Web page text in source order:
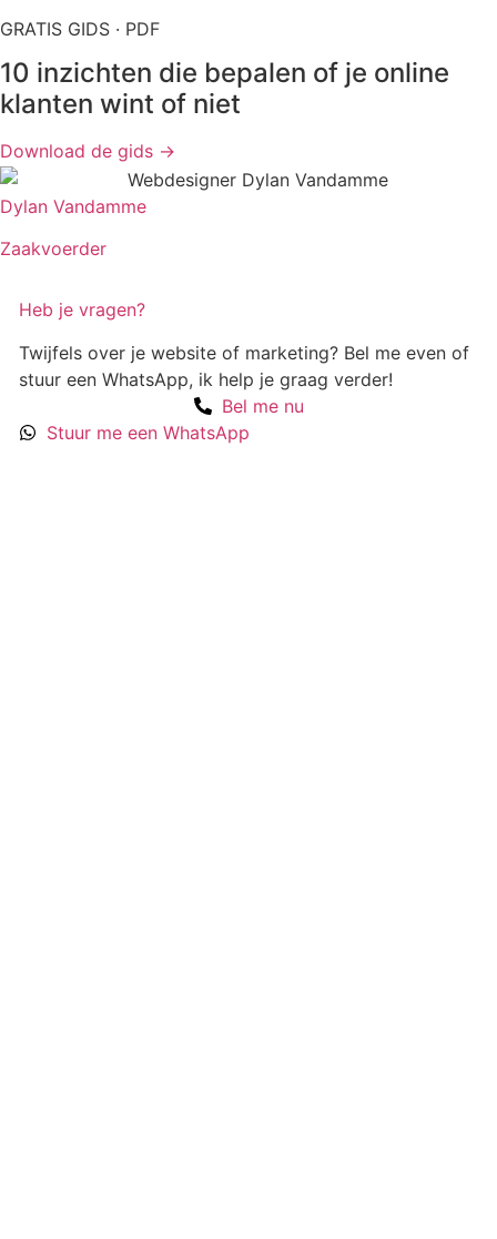
GRATIS GIDS · PDF
10 inzichten die bepalen of je online
klanten wint of niet
Download de gids →
Dylan Vandamme
Zaakvoerder
Heb je vragen?
Twijfels over je website of marketing? Bel me even of
stuur een WhatsApp, ik help je graag verder!
Bel me nu
Stuur me een WhatsApp